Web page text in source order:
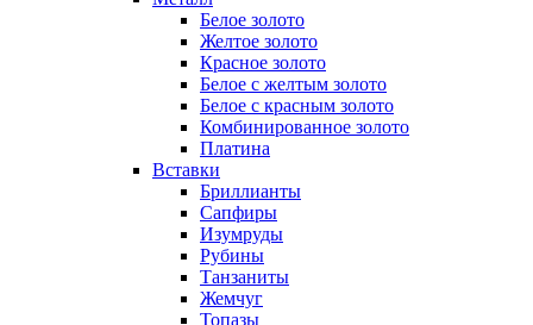
Белое золото
Желтое золото
Красное золото
Белое с желтым золото
Белое с красным золото
Комбинированное золото
Платина
Вставки
Бриллианты
Сапфиры
Изумруды
Рубины
Танзаниты
Жемчуг
Топазы